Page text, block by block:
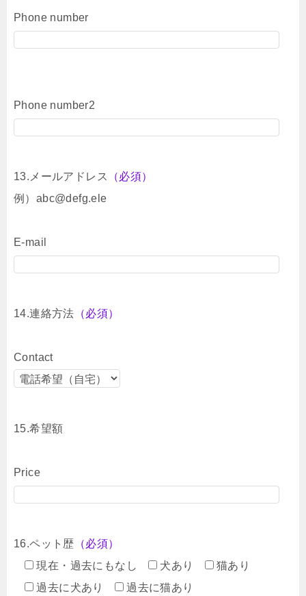
Phone number
Phone number2
13.メールアドレス
（必須）
例）abc@defg.ele
E-mail
14.連絡方法 （必須）
Contact
15.希望額
Price
16.ペット歴 （必須）
現在・過去にもなし
犬あり
猫あり
過去に犬あり
過去に猫あり